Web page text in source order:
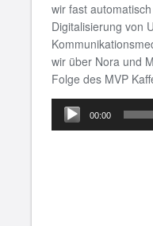
wir fast
Digitalisierung von
wir über Nora und
Folge des MVP
Audio-
Player
00:00